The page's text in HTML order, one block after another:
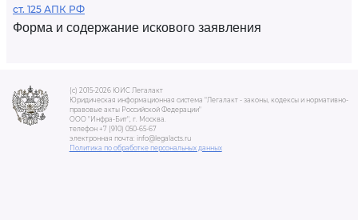
ст. 125 АПК РФ
Форма и содержание искового заявления
(c) 2015-2026 ЮИС Легалакт
Юридическая информационная система "Легалакт - законы, кодексы и нормативно-
правовые акты Российской Федерации"
ООО "Инфра-Бит", г. Москва.
телефон +7 (910) 050-65-67
электронная почта: info@legalacts.ru
Политика по обработке персональных данных